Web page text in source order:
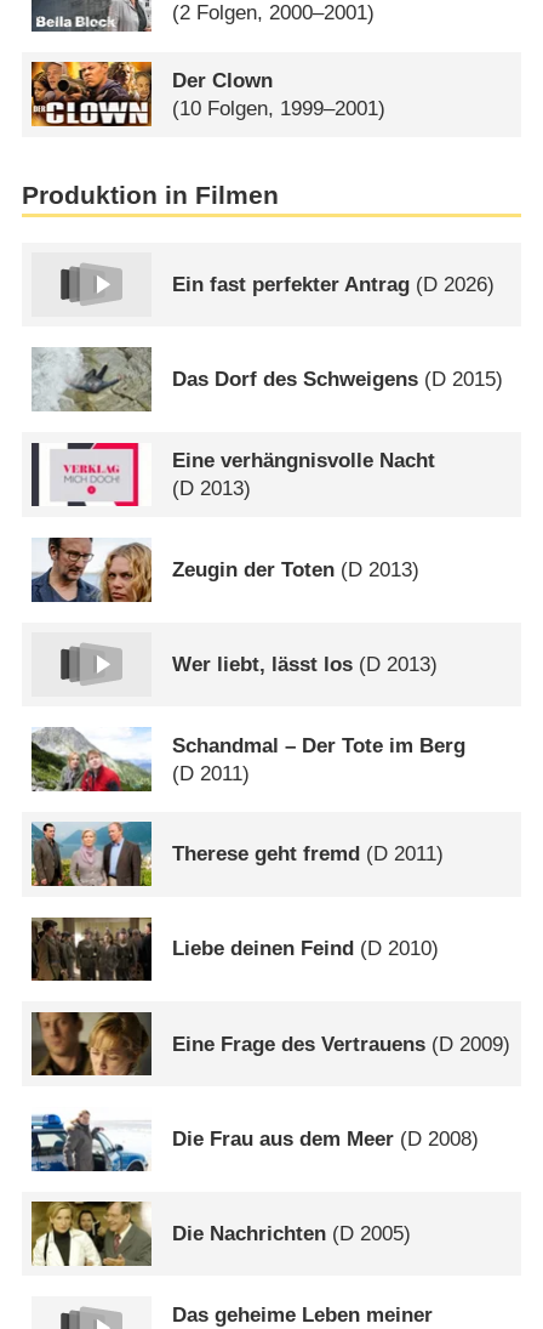
(2 Folgen, 2000–2001)
Der Clown
(10 Folgen, 1999–2001)
Produktion in Filmen
Ein fast perfekter Antrag (D 2026)
Das Dorf des Schweigens (D 2015)
Eine verhängnisvolle Nacht
(D 2013)
Zeugin der Toten (D 2013)
Wer liebt, lässt los (D 2013)
Schandmal – Der Tote im Berg
(D 2011)
Therese geht fremd (D 2011)
Liebe deinen Feind (D 2010)
Eine Frage des Vertrauens (D 2009)
Die Frau aus dem Meer (D 2008)
Die Nachrichten (D 2005)
Das geheime Leben meiner